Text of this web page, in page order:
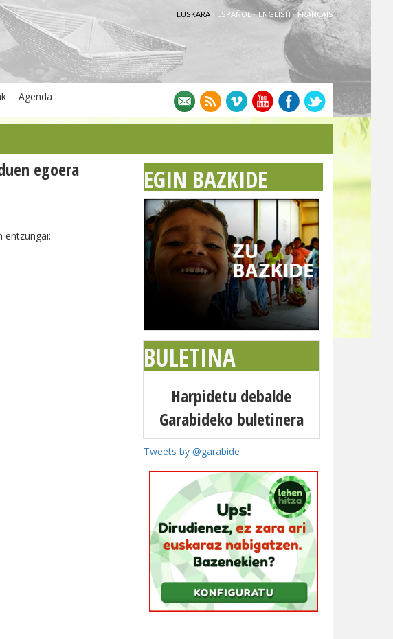
EUSKARA · ESPAÑOL· ENGLISH · FRANÇAIS
Agenda
egoera
entzungai:
EGIN BAZKIDE
BULETINA
Harpidetu debalde
Garabideko buletinera
Tweets by @garabide